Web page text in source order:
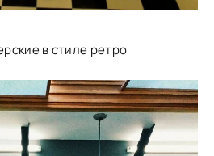
в стиле ретро